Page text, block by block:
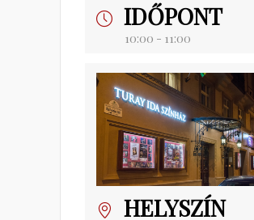
IDŐPONT
10:00 - 11:00
HELYSZÍN